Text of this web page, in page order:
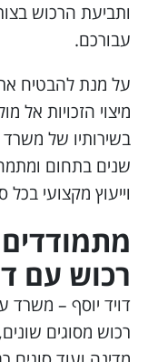
ותביעת הרכוש
עבורכם.
על מנת להבטיח את
מיצוי הזכויות אל
בשירותיו של משרד
שנים בתחום
וייעוץ מקצועי
רכוש עם
דויד יוסף – משרד
רכוש מסוגים